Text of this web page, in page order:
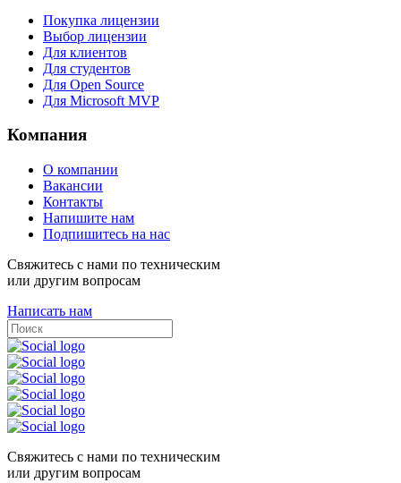
Покупка лицензии
Выбор лицензии
Для клиентов
Для студентов
Для Open Source
Для Microsoft MVP
Компания
О компании
Вакансии
Контакты
Напишите нам
Подпишитесь на нас
Свяжитесь с нами по техническим
или другим вопросам
Написать нам
Свяжитесь с нами по техническим
или другим вопросам